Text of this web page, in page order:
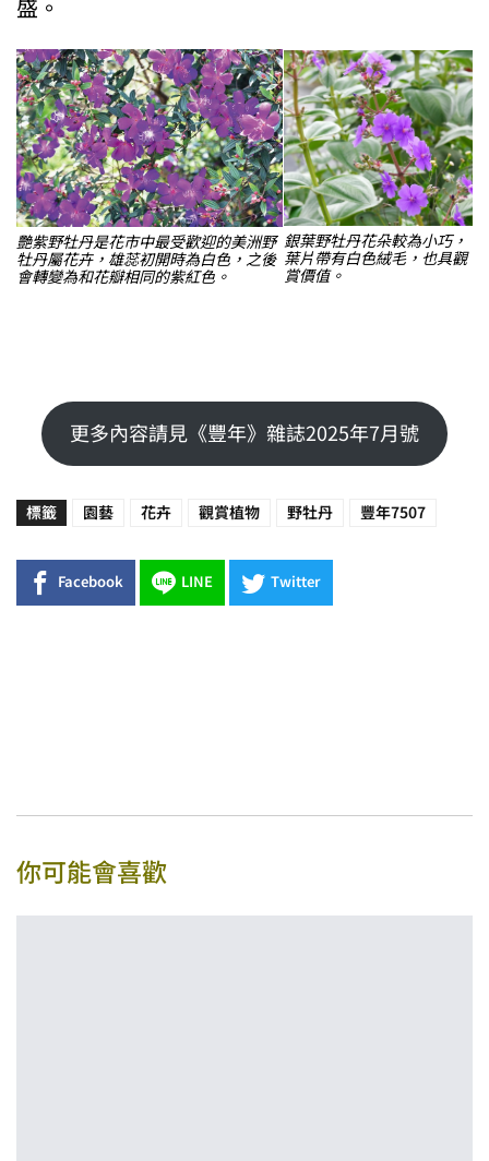
艷紫野牡丹是花市中最受歡迎的美洲野
牡丹屬花卉，雄蕊初開時為白色，之後
會轉變為和花瓣相同的紫紅色。
銀葉野牡丹花朵較為小巧，
葉片帶有白色絨毛，也具觀
賞價值。
更多內容請見《豐年》雜誌2025年7月號
標籤 園藝 花卉 觀賞植物 野牡丹 豐年7507
Facebook LINE Twitter
你可能會喜歡